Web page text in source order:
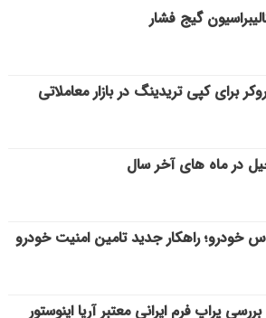
گیج فشار
برای کپی‌ تریدینگ در بازار معاملاتی
در ماه های آخر سال
راهکار جدید تامین امنیت خودرو
پراپ فرم ایرانی معتبر آریا اینوستور